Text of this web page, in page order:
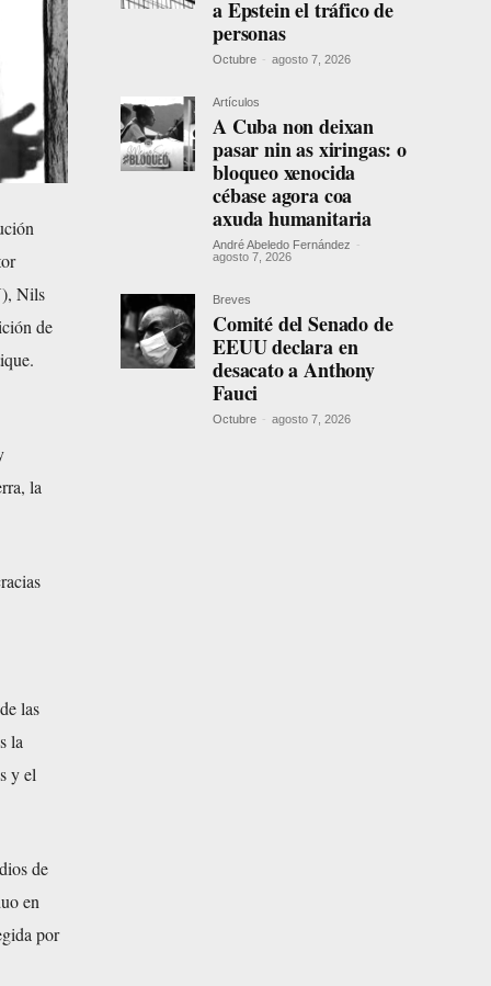
Nils
de
la
las
la
y el
de
en
por
a Epstein el tráfico de
personas
Octubre - agosto 7, 2026
Artículos
A Cuba non deixan
pasar nin as xiringas: o
bloqueo xenocida
cébase agora coa
axuda humanitaria
André Abeledo Fernández -
agosto 7, 2026
Breves
Comité del Senado de
EEUU declara en
desacato a Anthony
Fauci
Octubre - agosto 7, 2026